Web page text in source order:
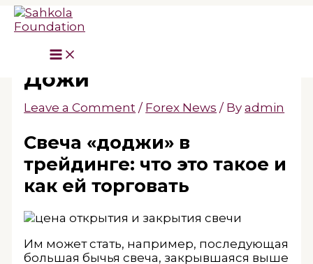
Skip
to
Объяснение свечи
Дожи
Leave a Comment / Forex News / Byadmin
Свеча «‎доджи» в
трейдинге: что это такое и
как ей торговать
Им может стать, например, последующая
большая бычья свеча, закрывшаяся выше